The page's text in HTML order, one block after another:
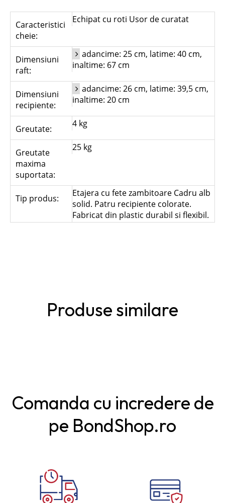
Caracteristici
cheie:
Echipat cu roti Usor de curatat
Dimensiuni
raft:
adancime: 25 cm, latime: 40 cm,
inaltime: 67 cm
Dimensiuni
recipiente:
adancime: 26 cm, latime: 39,5 cm,
inaltime: 20 cm
Greutate: 4 kg
Greutate
maxima
suportata:
25 kg
Tip produs:
Etajera cu fete zambitoare Cadru alb
solid. Patru recipiente colorate.
Fabricat din plastic durabil si flexibil.
Produse similare
Comanda cu incredere de
pe BondShop.ro